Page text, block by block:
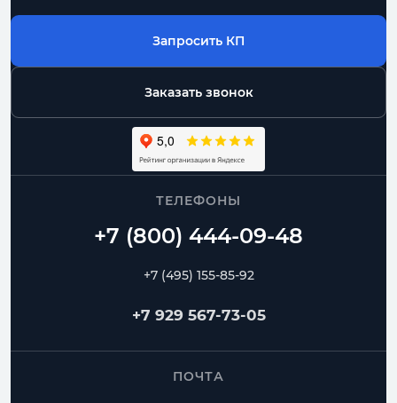
Запросить КП
Заказать звонок
ТЕЛЕФОНЫ
+7 (495) 155-85-92
+7 929 567-73-05
ПОЧТА